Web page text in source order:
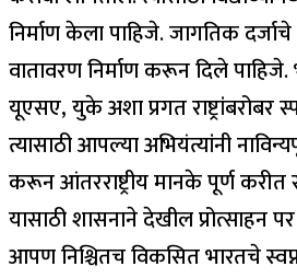
निर्माण केला पाहिजे. जागतिक
वातावरण निर्माण करून दिले पाहिजे.
यूएसए, युके अशा प्रगत
त्यासाठी आपल्या अभियंत्यांनी
करून आंतरराष्ट्रीय मानके पूर्ण करीत
यासाठी शासनाने देखील प्रोत्साहन
आपण निश्चितच विकसित भारतचे